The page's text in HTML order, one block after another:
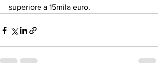
superiore a 15mila euro.